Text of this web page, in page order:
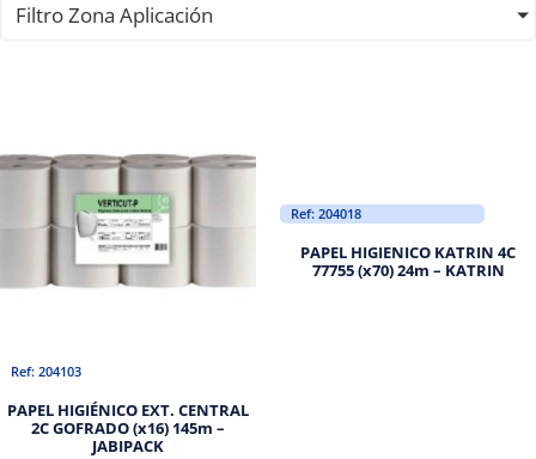
Filtro Zona Aplicación
Ref: 204103
PAPEL HIGIÉNICO EXT. CENTRAL
2C GOFRADO (x16) 145m –
JABIPACK
Ref: 204018
PAPEL HIGIENICO KATRIN 4C
77755 (x70) 24m – KATRIN